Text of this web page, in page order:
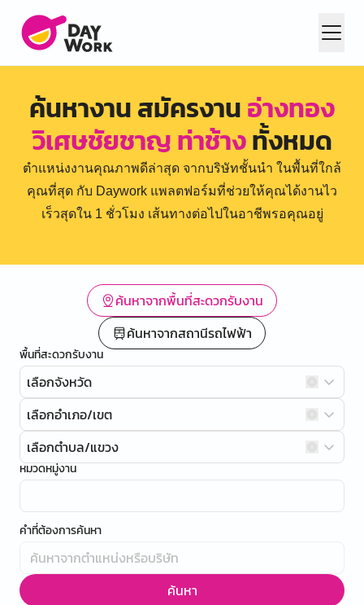
ค้นหางาน สมัครงานอ่างทอง
วิเศษชัยชาญ ท่าช้างทั้งหมด
ตำแหน่งงานคุณภาพดีล่าสุด จากบริษัทชั้นนำ ในพื้นที่ใกล้
คุณที่สุด กับ Daywork แพลตฟอร์มที่ช่วยให้คุณได้งานไว
เร็วสุดใน 1 ชั่วโมง เส้นทางต่อไปในอาชีพรอคุณอยู่
ค้นหาจากพื้นที่สะดวกรับงาน
ค้นหาจากสถานีรถไฟฟ้า
พื้นที่สะดวกรับงาน
เลือกจังหวัด
เลือกอำเภอ/เขต
เลือกตำบล/แขวง
หมวดหมู่งาน
คำที่ต้องการค้นหา
ค้นหา